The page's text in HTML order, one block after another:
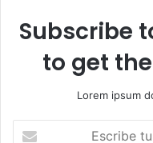
Subscribe
to get
Lorem ipsum